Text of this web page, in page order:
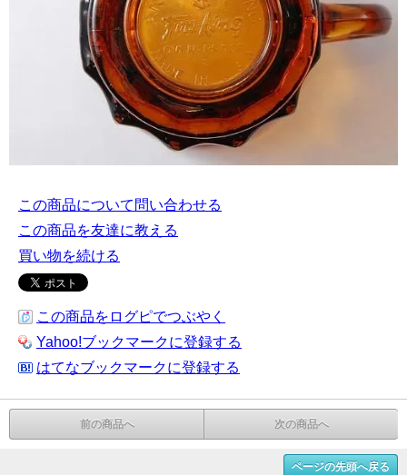
この商品について問い合わせる
この商品を友達に教える
買い物を続ける
この商品をログピでつぶやく
Yahoo!ブックマークに登録する
はてなブックマークに登録する
前の商品へ 次の商品へ
ページの先頭へ戻る